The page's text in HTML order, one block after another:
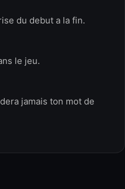
du debut a la fin.
le jeu.
jamais ton mot de